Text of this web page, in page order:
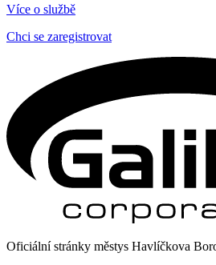
Více o službě
Chci se zaregistrovat
Oficiální stránky městys Havlíčkova